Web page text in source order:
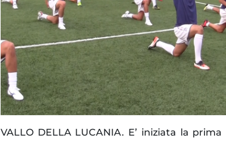
VALLO DELLA LUCANIA. E’ iniziata la